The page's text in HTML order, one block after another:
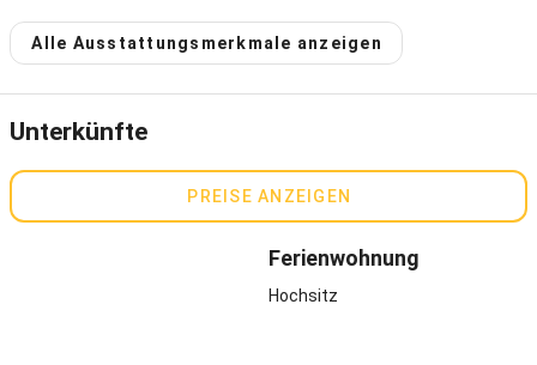
Schmickhofs geht bereits auf das Jahr 1640 zurück! Die Familie
Danner führte den Hof über viele Jahre und Generationen hinweg
noch lange nicht stehen. Im Jahr 2019 übernahm mein Mann
Andreas den Milchviehbetrieb der Eltern. Seit der Aussiedlung 1973
Hofes bei Gaißach im Isarwinkel, der auch nach all den Jahren auf
seinen originalen Außenmauern fußt. Neu hinzu kamen die im Jahr
2021 erstmals bewohnten zwei Ferienwohnungen im Chalet-
Design mit Ausrichtung hin zum Karwendelgebirge, die wir in viel
Eigenleistung aufwendig geplant und ausgebaut haben. Freuen Sie
sich auf einen außergewöhnlichen Aufenthalt mit Ausblick auf das
Alle Ausstattungsmerkmale anzeigen
Unterkünfte
PREISE ANZEIGEN
Ferienwohnung
Hochsitz